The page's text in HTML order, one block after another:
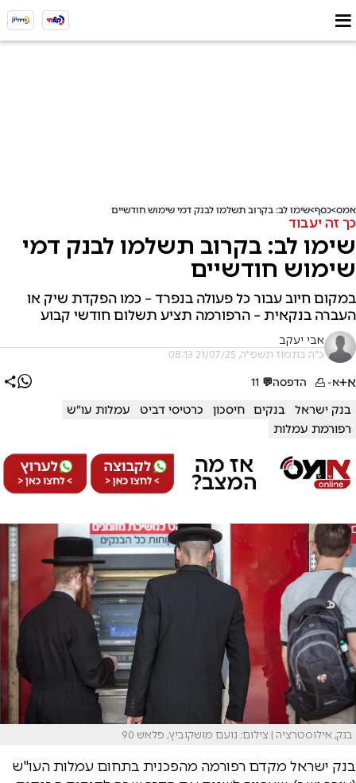
אמס כסף שימו לב: בקרוב תשלמו לבנק דמי שימוש חודשיים
כך זה יעבוד
שימו לב: בקרוב תשלמו לבנק דמי
שימוש חודשיים
במקום חיוב עבור כל פעולה בנפרד – כמו הפקדת שיק או
העברה בנקאית – הרפורמה תציע תשלום חודשי קבוע
אבי יעקב
כ"ה בתמוז תשפ"ה, 21/07/25 08:13
א+א- הדפסה💬
11
בנק ישראל בנקים חיסכון כרטיסי דביט
עמלות עו"ש
רפורמת עמלות
בנק, אילוסטרציה | צילום: נועם מושקוביץ, פלאש 90
בנק ישראל מקדם רפורמה מהפכנית בתחום עמלות העו"ש